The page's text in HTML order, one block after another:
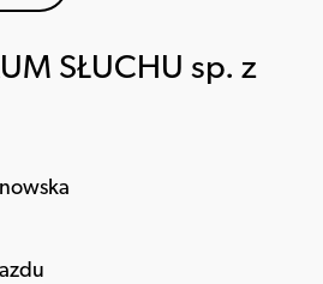
SŁUCHU sp. z